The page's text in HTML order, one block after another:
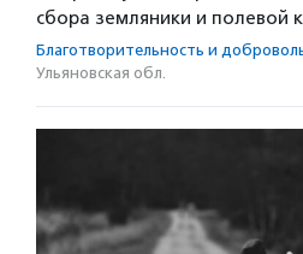
сбора земляники и полевой
Благотвори­тель­ность и
Ульяновская обл.